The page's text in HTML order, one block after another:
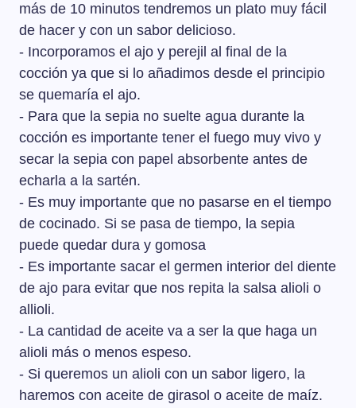
más de 10 minutos tendremos un plato muy fácil
de hacer y con un sabor delicioso.
- Incorporamos el ajo y perejil al final de la
cocción ya que si lo añadimos desde el principio
se quemaría el ajo.
- Para que la sepia no suelte agua durante la
cocción es importante tener el fuego muy vivo y
secar la sepia con papel absorbente antes de
echarla a la sartén.
- Es muy importante que no pasarse en el tiempo
de cocinado. Si se pasa de tiempo, la sepia
puede quedar dura y gomosa
- Es importante sacar el germen interior del diente
de ajo para evitar que nos repita la salsa alioli o
allioli.
- La cantidad de aceite va a ser la que haga un
alioli más o menos espeso.
- Si queremos un alioli con un sabor ligero, la
haremos con aceite de girasol o aceite de maíz.